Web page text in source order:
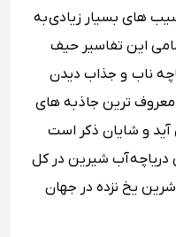
های بسیار زیادی به
این تفاسیر حیف
ناب و جذاب دیدن
معروف ترین جاذبه های
و شایان ذکر است
دریاچه آب شیرین در کل
20 درصد آب شرین یخ نزده در جهان